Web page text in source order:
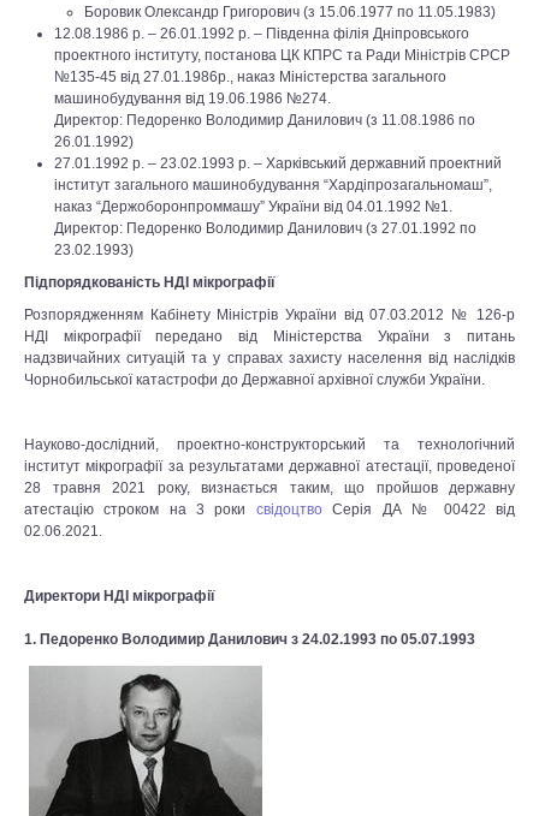
Боровик Олександр Григорович (з 15.06.1977 по 11.05.1983)
12.08.1986 р. – 26.01.1992 р. – Південна філія Дніпровського
проектного інституту, постанова ЦК КПРС та Ради Міністрів СРСР
№135-45 від 27.01.1986р., наказ Міністерства загального
машинобудування від 19.06.1986 №274.
Директор: Педоренко Володимир Данилович (з 11.08.1986 по
26.01.1992)
27.01.1992 р. – 23.02.1993 р. – Харківський державний проектний
інститут загального машинобудування “Хардіпрозагальномаш”,
наказ “Держоборонпроммашу” України від 04.01.1992 №1.
Директор: Педоренко Володимир Данилович (з 27.01.1992 по
23.02.1993)
Підпорядкованість НДІ мікрографії
Розпорядженням Кабінету Міністрів України від 07.03.2012 № 126-р
НДІ мікрографії передано від Міністерства України з питань
надзвичайних ситуацій та у справах захисту населення від наслідків
Чорнобильської катастрофи до Державної архівної служби України.
Науково-дослідний, проектно-конструкторський та технологічний
інститут мікрографії за результатами державної атестації, проведеної
28 травня 2021 року, визнається таким, що пройшов державну
атестацію строком на 3 роки свідоцтво Серія ДА № 00422 від
02.06.2021.
Директори НДІ мікрографії
1. Педоренко Володимир Данилович з 24.02.1993 по 05.07.1993